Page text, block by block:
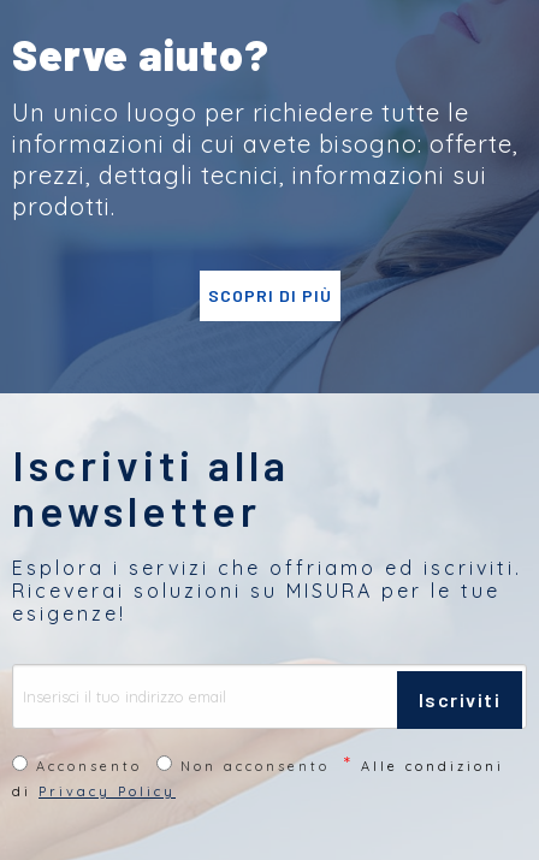
Serve aiuto?
Un unico luogo per richiedere tutte le
informazioni di cui avete bisogno: offerte,
prezzi, dettagli tecnici, informazioni sui
prodotti.
SCOPRI DI PIÙ
Iscriviti alla
newsletter
Esplora i servizi che offriamo ed iscriviti.
Riceverai soluzioni su MISURA per le tue
esigenze!
Iscriviti
Acconsento Non acconsento *
Alle condizioni
di Privacy Policy